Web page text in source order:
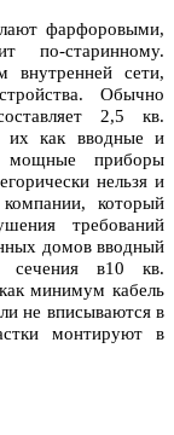
фарфоровыми,
по-старинному.
внутренней сети,
Обычно
2,5 кв.
их как вводные и
мощные приборы
нельзя и
который
требований
домов вводный
сечения в10 кв.
минимум кабель
не вписываются в
монтируют в